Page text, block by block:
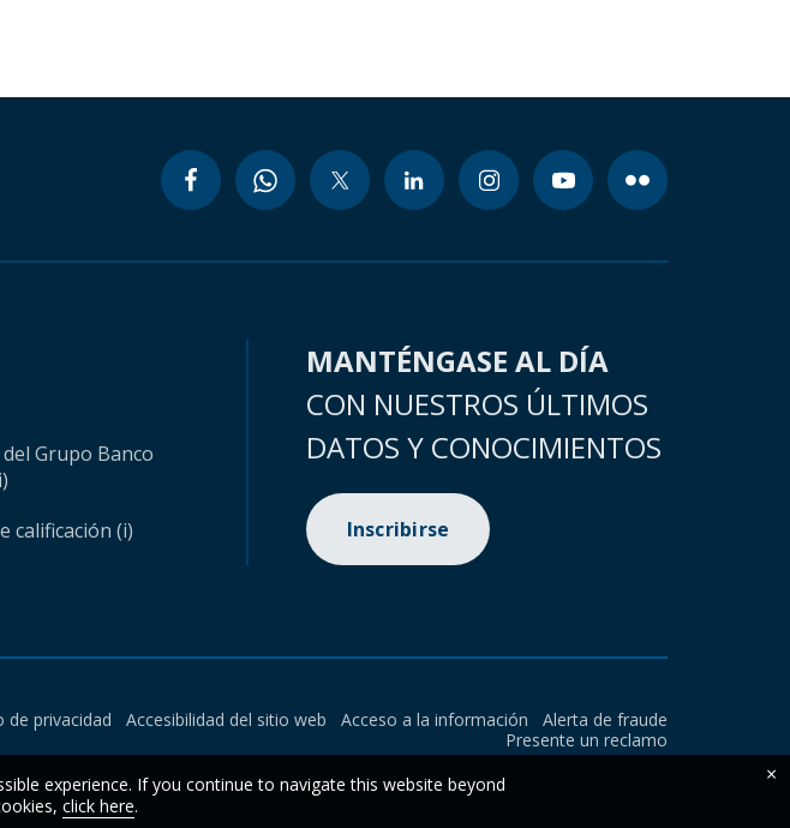
Grupo Banco
calificación (i)
MANTÉNGASE AL DÍA
CON NUESTROS ÚLTIMOS
DATOS Y CONOCIMIENTOS
Inscribirse
de privacidad Accesibilidad del sitio web Acceso a la información
Alerta de fraude
Presente un reclamo
experience. If you continue to navigate this website beyond
click here.
×